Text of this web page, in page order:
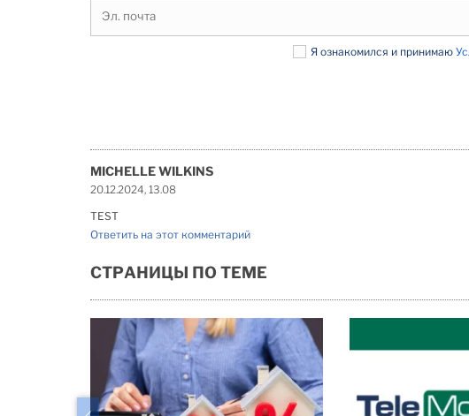
Я ознакомился и принимаю
MICHELLE WILKINS
20.12.2024, 13.08
TEST
Ответить на этот комментарий
СТРАНИЦЫ ПО ТЕМЕ